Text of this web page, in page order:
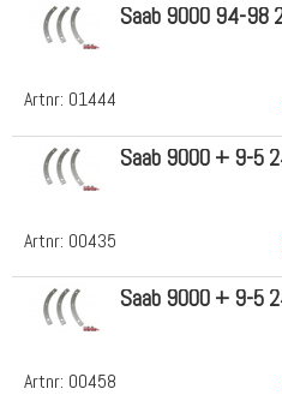
Artnr: 01444
Saab 9000 94-98
Artnr: 00435
Saab 9000 + 9-5
Artnr: 00458
Saab 9000 + 9-5